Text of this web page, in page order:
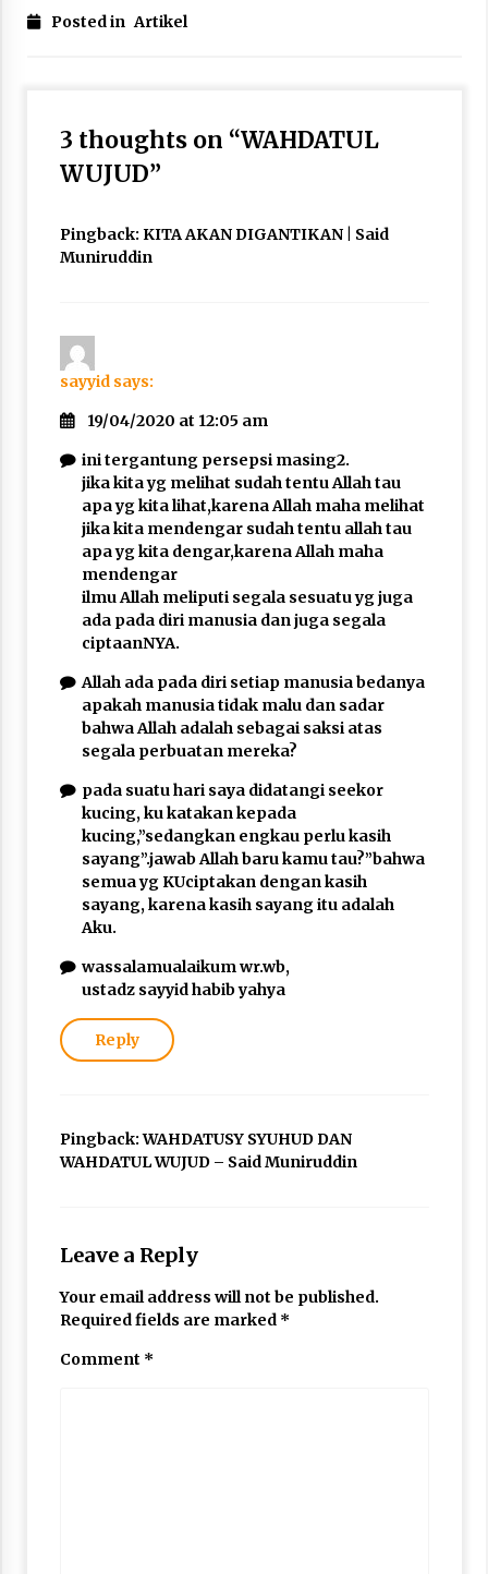
Posted in Artikel
3 thoughts on “WAHDATUL
WUJUD”
Pingback: KITA AKAN DIGANTIKAN | Said
Muniruddin
sayyid says:
19/04/2020 at 12:05 am
ini tergantung persepsi masing2.
jika kita yg melihat sudah tentu Allah tau
apa yg kita lihat,karena Allah maha melihat
jika kita mendengar sudah tentu allah tau
apa yg kita dengar,karena Allah maha
mendengar
ilmu Allah meliputi segala sesuatu yg juga
ada pada diri manusia dan juga segala
ciptaanNYA.
Allah ada pada diri setiap manusia bedanya
apakah manusia tidak malu dan sadar
bahwa Allah adalah sebagai saksi atas
segala perbuatan mereka?
pada suatu hari saya didatangi seekor
kucing, ku katakan kepada
kucing,”sedangkan engkau perlu kasih
sayang”.jawab Allah baru kamu tau?”bahwa
semua yg KUciptakan dengan kasih
sayang, karena kasih sayang itu adalah
Aku.
wassalamualaikum wr.wb,
ustadz sayyid habib yahya
Reply
Pingback:WAHDATUSY SYUHUD DAN
WAHDATUL WUJUD – Said Muniruddin
Leave a Reply
Your email address will not be published.
Required fields are marked *
Comment *